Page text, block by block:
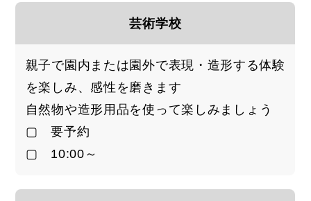
芸術学校
親子で園内または園外で表現・造形する体験
を楽しみ、感性を磨きます
自然物や造形用品を使って楽しみましょう
▢ 要予約
▢ 10:00～